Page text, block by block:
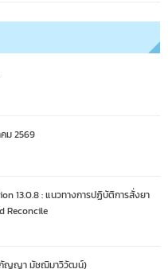
ม 2569
13.0.8 : แนวทางการปฏิบัติการสั่งยา
Reconcile
.กัญญา มัชฌิมาวิวัฒน์)